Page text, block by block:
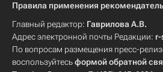
Правила применения
Главный редактор: Гаврилова А.В.
Адрес электронной почты Редакции:
По вопросам размещения пресс-
воспользуйтесьформой обратной